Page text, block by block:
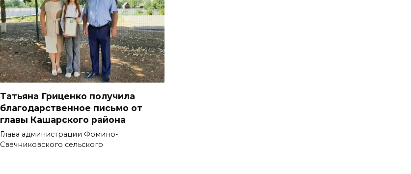
Татьяна Гриценко получила
благодарственное письмо от
главы Кашарского района
Глава администрации Фомино-
Свечниковского сельского